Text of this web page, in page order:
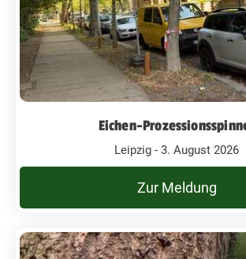
Eichen-
Leipzig - 3. August 2026
Zur Meldung